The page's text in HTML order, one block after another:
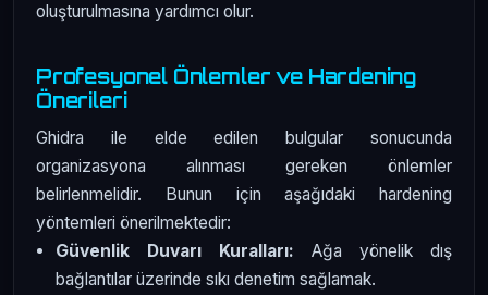
oluşturulmasına yardımcı olur.
Profesyonel Önlemler ve Hardening
Önerileri
Ghidra ile elde edilen bulgular sonucunda
organizasyona alınması gereken önlemler
belirlenmelidir. Bunun için aşağıdaki hardening
yöntemleri önerilmektedir:
Güvenlik Duvarı Kuralları: Ağa yönelik dış
bağlantılar üzerinde sıkı denetim sağlamak.